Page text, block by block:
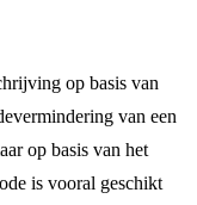
op basis van
van een
op basis van het
is vooral geschikt